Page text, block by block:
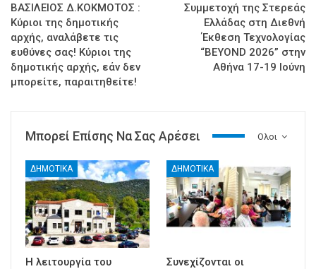
ΒΑΣΙΛΕΙΟΣ Δ.ΚΟΚΜΟΤΟΣ :
Κύριοι της δημοτικής
αρχής, αναλάβετε τις
ευθύνες σας! Κύριοι της
δημοτικής αρχής, εάν δεν
μπορείτε, παραιτηθείτε!
Συμμετοχή της Στερεάς
Ελλάδας στη Διεθνή
Έκθεση Τεχνολογίας
“BEYOND 2026” στην
Αθήνα 17-19 Ιούνη
Ολοι
Μπορεί Επίσης Να Σας Αρέσει
ΔΗΜΟΤΙΚΑ
Η λειτουργία του
ΔΗΜΟΤΙΚΑ
Συνεχίζονται οι